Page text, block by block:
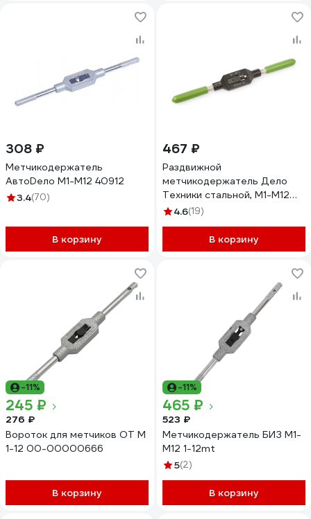
308 ₽
Метчикодержатель
АвтоDело М1-М12 40912
3.4(70)
В корзину
467 ₽
Раздвижной
метчикодержатель Дело
Техники стальной, М1-M12
228052
4.6(19)
В корзину
-11%
245 ₽
276 ₽
Вороток для метчиков ОТ М
1-12 00-00000666
В корзину
-11%
465 ₽
523 ₽
Метчикодержатель БИЗ М1-
М12 1-12mt
5(2)
В корзину